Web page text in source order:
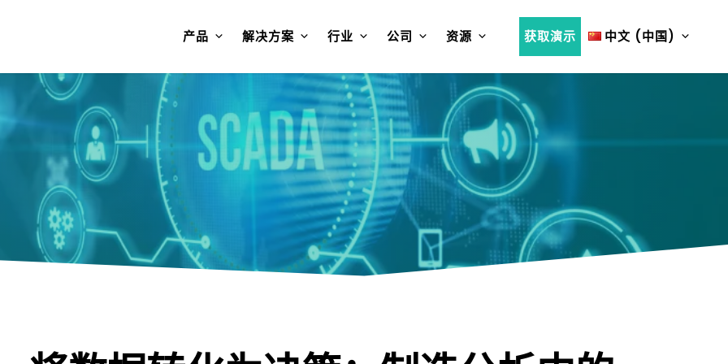
产品 解决方案 行业 公司 资源 获取演示 中文 (中国)